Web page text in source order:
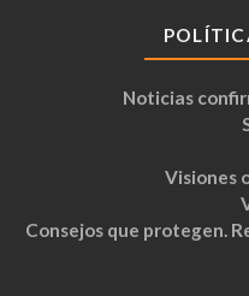
Noticias
Visiones
Consejos que protegen.